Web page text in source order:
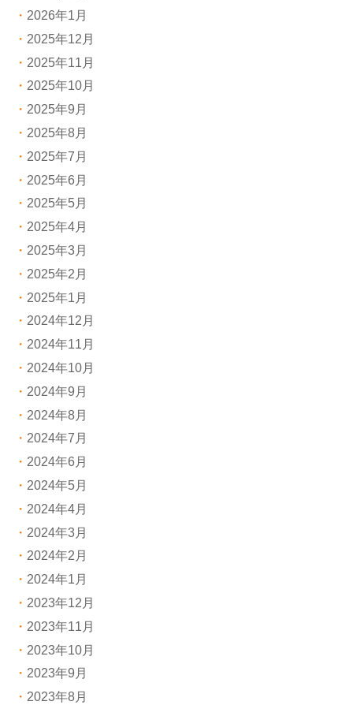
2026年1月
2025年12月
2025年11月
2025年10月
2025年9月
2025年8月
2025年7月
2025年6月
2025年5月
2025年4月
2025年3月
2025年2月
2025年1月
2024年12月
2024年11月
2024年10月
2024年9月
2024年8月
2024年7月
2024年6月
2024年5月
2024年4月
2024年3月
2024年2月
2024年1月
2023年12月
2023年11月
2023年10月
2023年9月
2023年8月